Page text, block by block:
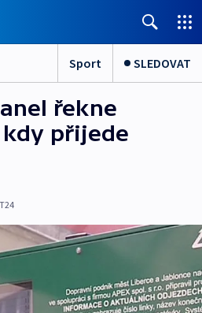
Sport SLEDOVAT
řekne
přijede